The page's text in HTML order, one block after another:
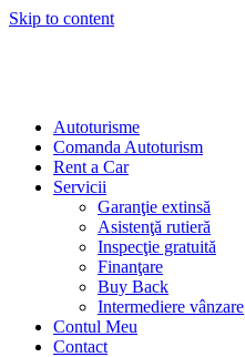
Skip to content
Autoturisme
Comanda Autoturism
Rent a Car
Servicii
Garanţie extinsă
Asistenţă rutieră
Inspecţie gratuită
Finanţare
Buy Back
Intermediere vânzare
Contul Meu
Contact